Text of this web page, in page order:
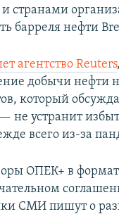
и странами
барреля нефти
агентство Reuters
добычи нефти
который
не устранит
всего из-за
ОПЕК+ в
СМИ пишут о